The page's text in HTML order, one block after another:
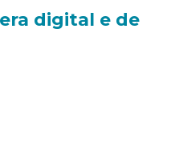
digital e de